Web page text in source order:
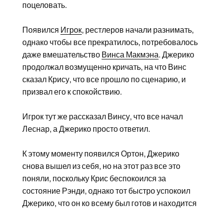
поцеловать.
Появился Игрок, рестлеров начали разнимать,
однако чтобы все прекратилось, потребовалось
даже вмешательство Винса Макмэна. Джерико
продолжал возмущенно кричать, на что Винс
сказал Крису, что все прошло по сценарию, и
призвал его к спокойствию.
Игрок тут же рассказал Винсу, что все начал
Леснар, а Джерико просто ответил.
К этому моменту появился Ортон, Джерико
снова вышел из себя, но на этот раз все это
поняли, поскольку Крис беспокоился за
состояние Рэнди, однако тот быстро успокоил
Джерико, что он ко всему был готов и находится